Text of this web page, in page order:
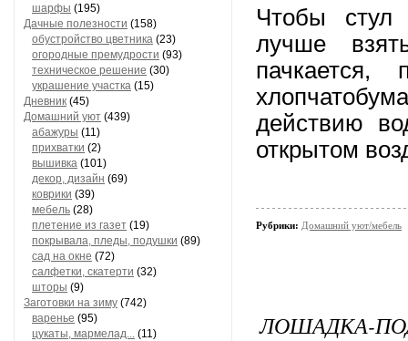
шарфы (195)
Дачные полезности (158)
обустройство цветника (23)
огородные премудрости (93)
техническое решение (30)
украшение участка (15)
Дневник (45)
Домашний уют (439)
абажуры (11)
прихватки (2)
вышивка (101)
декор, дизайн (69)
коврики (39)
мебель (28)
плетение из газет (19)
покрывала, пледы, подушки (89)
сад на окне (72)
салфетки, скатерти (32)
шторы (9)
Заготовки на зиму (742)
варенье (95)
цукаты, мармелад... (11)
Чтобы
лучше
действию
открытом
Рубрики: Домашний уют/мебель
ЛОШАДКА-